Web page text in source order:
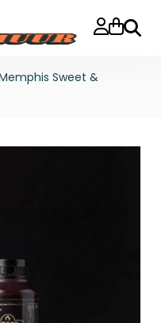
Sweet &